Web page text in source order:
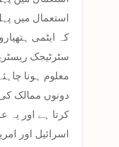
استعمال میں
کہ ایٹمی
سٹرٹیجک
معلوم ہونا
دونوں ممالک
اسرائیل اور